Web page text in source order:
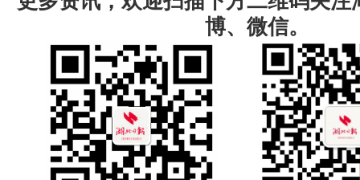
博、微信。